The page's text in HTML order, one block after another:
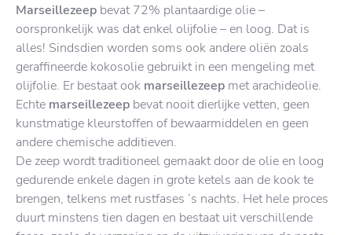
Marseillezeep bevat 72% plantaardige olie –
oorspronkelijk was dat enkel olijfolie – en loog. Dat is
alles! Sindsdien worden soms ook andere oliën zoals
geraffineerde kokosolie gebruikt in een mengeling met
olijfolie. Er bestaat ook marseillezeep met arachideolie.
Echte marseillezeep bevat nooit dierlijke vetten, geen
kunstmatige kleurstoffen of bewaarmiddelen en geen
andere chemische additieven.
De zeep wordt traditioneel gemaakt door de olie en loog
gedurende enkele dagen in grote ketels aan de kook te
brengen, telkens met rustfases ’s nachts. Het hele proces
duurt minstens tien dagen en bestaat uit verschillende